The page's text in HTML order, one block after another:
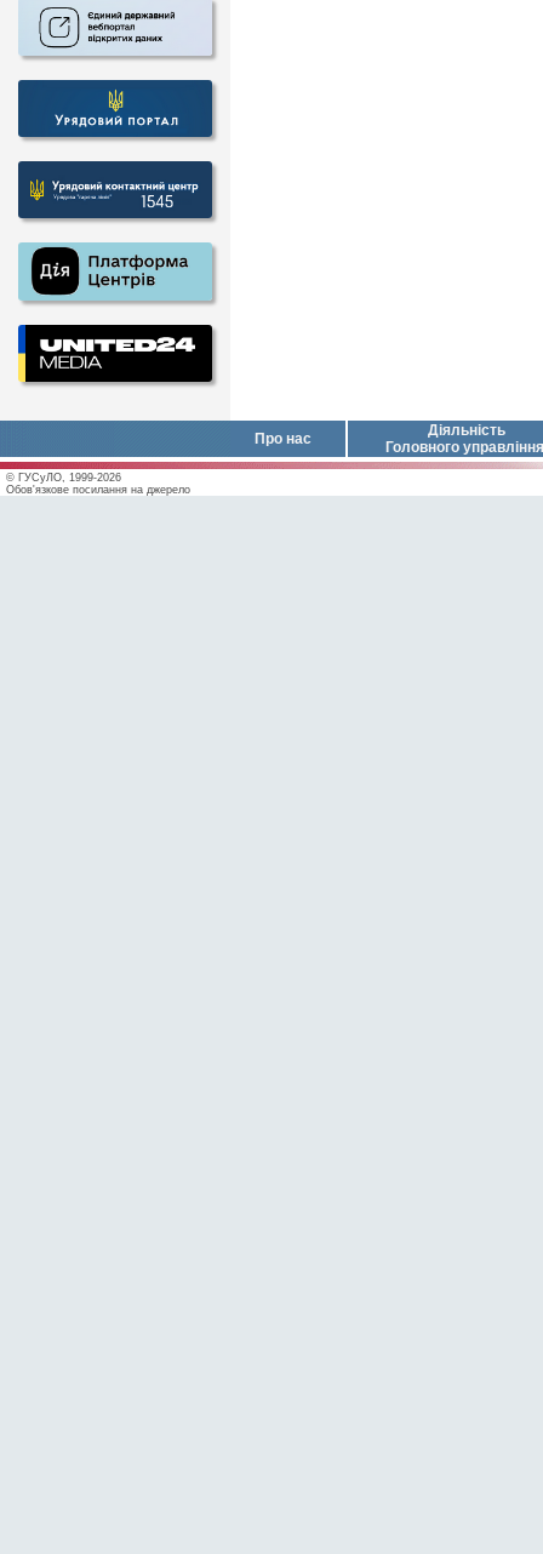
Про нас
Діяльність
Головного управління
© ГУСуЛО, 1999-2026
Обов'язкове посилання на джерело